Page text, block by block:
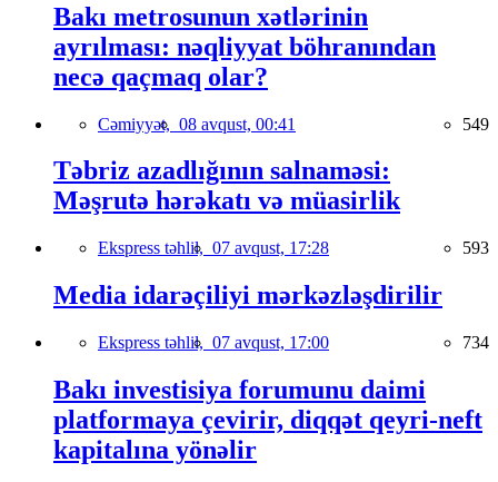
Bakı metrosunun xətlərinin
ayrılması: nəqliyyat böhranından
necə qaçmaq olar?
Cəmiyyət, 08 avqust, 00:41 549
Təbriz azadlığının salnaməsi:
Məşrutə hərəkatı və müasirlik
Ekspress təhlil, 07 avqust, 17:28 593
Media idarəçiliyi mərkəzləşdirilir
Ekspress təhlil, 07 avqust, 17:00 734
Bakı investisiya forumunu daimi
platformaya çevirir, diqqət qeyri-neft
kapitalına yönəlir